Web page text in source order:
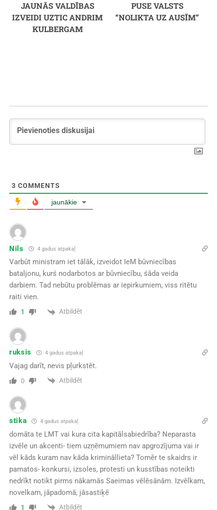
JAUNĀS VALDĪBAS
IZVEIDI UZTIC ANDRIM
KULBERGAM
PUSE VALSTS
“NOLIKTA UZ AUSĪM”
3 COMMENTS
jaunākie
Nils 4 gadus atpakaļ
Varbūt ministram iet tālāk, izveidot IeM būvniecības
bataljonu, kurś nodarbotos ar būvniecību, śāda veida
darbiem. Tad nebūtu problēmas ar iepirkumiem, viss ritētu
raiti vien.
1 Atbildēt
ruksis 4 gadus atpakaļ
Vajag darīt, nevis pļurkstēt.
0 Atbildēt
stika 4 gadus atpakaļ
domāta te LMT vai kura cita kapitālsabiedrība? Neparasta
izvēle un akcenti- tiem uzņēmumiem nav apgrozījuma vai ir
vēl kāds kuram nav kāda krimināllieta? Tomēr te skaidrs ir
pamatos- konkursi, izsoles, protesti un kusstības noteikti
nedrīkt notikt pirms nākamās Saeimas vēlēsānām. Izvēlkam,
novelkam, jāpadomā, jāsastiķē
1 Atbildēt